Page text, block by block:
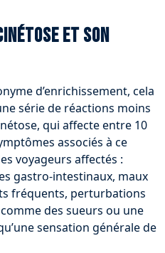
et son
d’enrichissement, cela
série de réactions moins
qui affecte entre 10
associés à ce
voyageurs affectés :
gastro-intestinaux, maux
fréquents, perturbations
des sueurs ou une
sensation générale de